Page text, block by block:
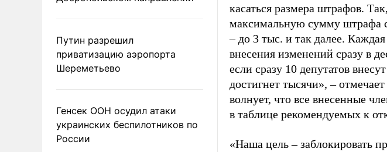
Путин разрешил
приватизацию аэропорта
Шереметьево
Генсек ООН осудил атаки
украинских беспилотников по
России
касаться размера штрафов.
максимальную сумму штрафа
– до 3 тыс. и так далее.
внесения изменений сразу в
если сразу 10 депутатов
достигнет тысячи», –
волнует, что все внесенные
в таблице рекомендуемых к
«Наша цель – заблокировать